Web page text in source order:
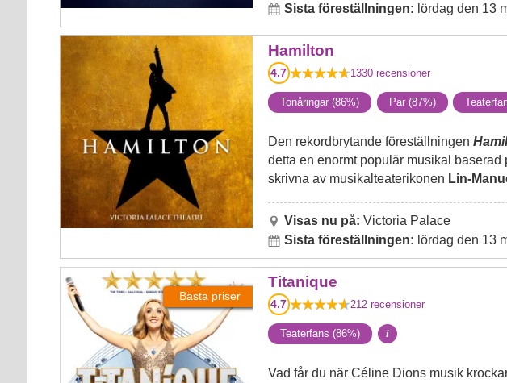
Sista föreställningen: lördag den 13
Hamilton Hamilton
4.7 1330recensioner
Tonåringar (86%) Par (87%)
Den rekordbrytande föreställningen
detta en enormt populär musikal
skrivna av musikalteaterikonen Lin-
Visas nu på: Victoria Palace
Sista föreställningen: lördag den 13
Bästa priser
Titanique Titanique
4.7 212recensioner
Teaterfans (86%) i
Vad får du när Céline Dions musik